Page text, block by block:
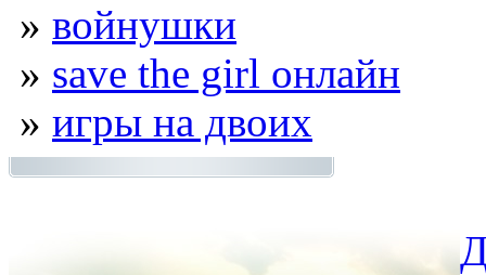
» войнушки
» save the girl онлайн
» игры на двоих